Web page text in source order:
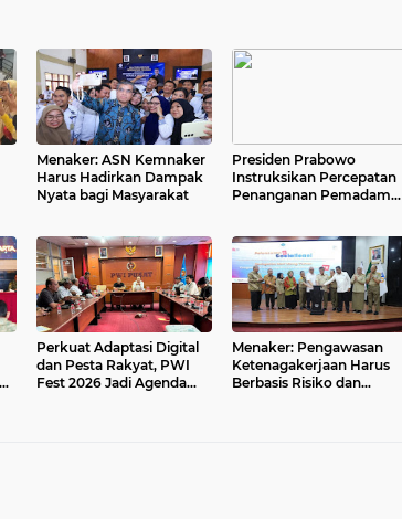
Menaker: ASN Kemnaker
Harus Hadirkan Dampak
Nyata bagi Masyarakat
Presiden Prabowo
Instruksikan Percepatan
Penanganan Pemadaman
Perkuat Adaptasi Digital
dan Pesta Rakyat, PWI
Fest 2026 Jadi Agenda
Menaker: Pengawasan
Ketenagakerjaan Harus
Berbasis Risiko dan